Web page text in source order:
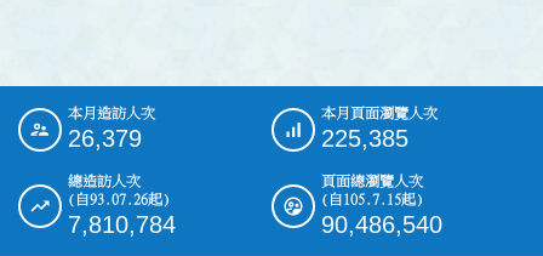
::: 本月造訪人次
26,379
本月頁面瀏覽人次
225,385
總造訪人次
(自93.07.26起)
7,810,784
頁面總瀏覽人次
(自105.7.15起)
90,486,540